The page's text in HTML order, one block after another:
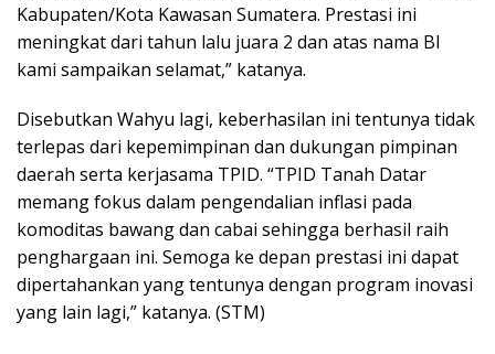
Kabupaten/Kota Kawasan Sumatera. Prestasi ini
meningkat dari tahun lalu juara 2 dan atas nama BI
kami sampaikan selamat,” katanya.
Disebutkan Wahyu lagi, keberhasilan ini tentunya tidak
terlepas dari kepemimpinan dan dukungan pimpinan
daerah serta kerjasama TPID. “TPID Tanah Datar
memang fokus dalam pengendalian inflasi pada
komoditas bawang dan cabai sehingga berhasil raih
penghargaan ini. Semoga ke depan prestasi ini dapat
dipertahankan yang tentunya dengan program inovasi
yang lain lagi,” katanya. (STM)